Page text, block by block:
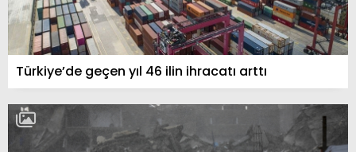
Türkiye’de geçen yıl 46 ilin ihracatı arttı